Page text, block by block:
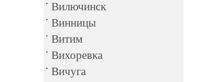
Вилючинск
Винницы
Витим
Вихоревка
Вичуга